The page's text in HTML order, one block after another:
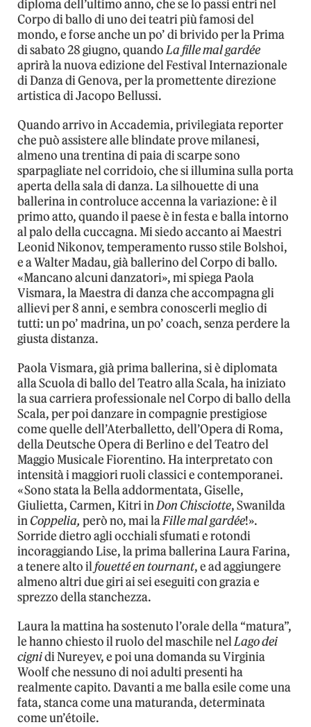
diploma dell’ultimo anno, che se lo passi entri nel
Corpo di ballo di uno dei teatri più famosi del
mondo, e forse anche un po’ di brivido per la Prima
di sabato 28 giugno, quandoLa fille mal gardée
aprirà la nuova edizione del Festival Internazionale
di Danza di Genova, per la promettente direzione
artistica di Jacopo Bellussi.
Quando arrivo in Accademia, privilegiata reporter
che può assistere alle blindate prove milanesi,
almeno una trentina di paia di scarpe sono
sparpagliate nel corridoio, che si illumina sulla porta
aperta della sala di danza. La silhouette di una
ballerina in controluce accenna la variazione: è il
primo atto, quando il paese è in festa e balla intorno
al palo della cuccagna. Mi siedo accanto ai Maestri
Leonid Nikonov, temperamento russo stile Bolshoi,
e a Walter Madau, già ballerino del Corpo di ballo.
«Mancano alcuni danzatori», mi spiega Paola
Vismara, la Maestra di danza che accompagna gli
allievi per 8 anni, e sembra conoscerli meglio di
tutti: un po’ madrina, un po’ coach, senza perdere la
giusta distanza.
Paola Vismara, già prima ballerina, si è diplomata
alla Scuola di ballo del Teatro alla Scala, ha iniziato
la sua carriera professionale nel Corpo di ballo della
Scala, per poi danzare in compagnie prestigiose
come quelle dell’Aterballetto, dell’Opera di Roma,
della Deutsche Opera di Berlino e del Teatro del
Maggio Musicale Fiorentino. Ha interpretato con
intensità i maggiori ruoli classici e contemporanei.
«Sono stata la Bella addormentata, Giselle,
Giulietta, Carmen, Kitri inDon Chisciotte, Swanilda
inCoppelia, però no, mai laFille mal gardée!».
Sorride dietro agli occhiali sfumati e rotondi
incoraggiando Lise, la prima ballerina Laura Farina,
a tenere alto ilfouetté en tournant, e ad aggiungere
almeno altri due giri ai sei eseguiti con grazia e
sprezzo della stanchezza.
Laura la mattina ha sostenuto l’orale della “matura”,
le hanno chiesto il ruolo del maschile nelLago dei
cignidi Nureyev, e poi una domanda su Virginia
Woolf che nessuno di noi adulti presenti ha
realmente capito. Davanti a me balla esile come una
fata, stanca come una maturanda, determinata
come un’étoile.